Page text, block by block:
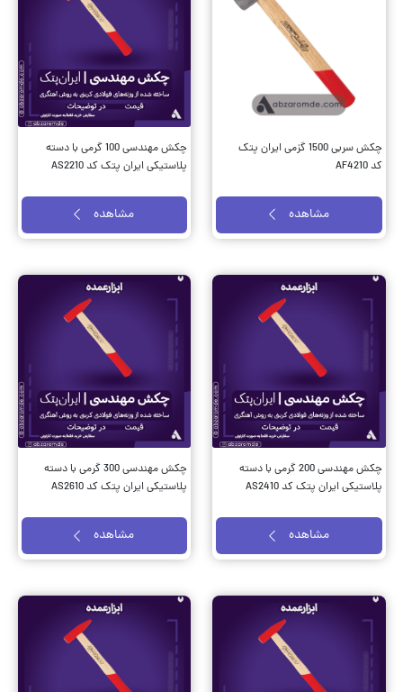
چکش سربی 1500 گزمی ایران پتک
کد AF4210
مشاهده
چکش مهندسی 100 گرمی با دسته
پلاستیکی ایران پتک کد AS2210
مشاهده
چکش مهندسی 200 گرمی با دسته
پلاستیکی ایران پتک کد AS2410
مشاهده
چکش مهندسی 300 گرمی با دسته
پلاستیکی ایران پتک کد AS2610
مشاهده